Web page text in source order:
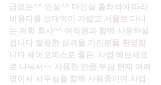
금없는^^ 인실^^ 다인실 홀좌석에 따라
비용다름 성대역이 가깝고 서울로 다니
는 저희 회사^^ 여직원과 함께 사용하실
겁니다 깔끔한 성격을 가진분들 환영합
니다 쉐어오피스로 좋은. 사업 해보세요
로 나눠서~~ 사용한 만큼 부담 현재 여려
명이서 사무실을 함께 사용중이며 사업